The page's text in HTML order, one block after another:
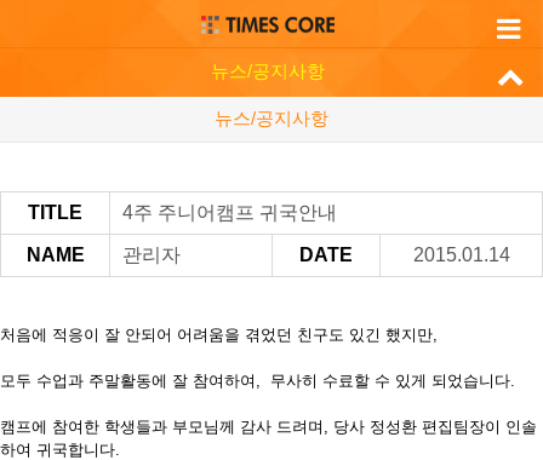
뉴스/공지사항
뉴스/공지사항
TITLE 4주 주니어캠프 귀국안내
NAME 관리자 DATE 2015.01.14
처음에 적응이 잘 안되어 어려움을 겪었던 친구도 있긴 했지만,
모두 수업과 주말활동에 잘 참여하여, 무사히 수료할 수 있게 되었습니다.
캠프에 참여한 학생들과 부모님께 감사 드려며, 당사 정성환 편집팀장이 인솔
하여 귀국합니다.